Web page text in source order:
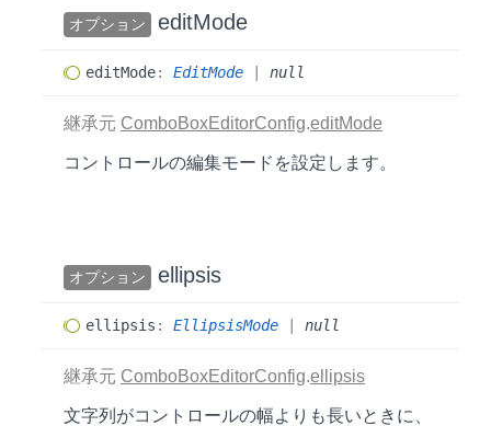
オプション editMode
editMode: EditMode null
継承元 ComboBoxEditorConfig.editMode
コントロールの編集モードを設定します。
オプション ellipsis
ellipsis : EllipsisMode null
継承元 ComboBoxEditorConfig.ellipsis
文字列がコントロールの幅よりも長いときに、